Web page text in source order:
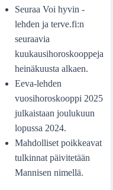
Seuraa Voi hyvin -
lehden ja terve.fi:n
seuraavia
kuukausihoroskooppeja
heinäkuusta alkaen.
Eeva-lehden
vuosihoroskooppi 2025
julkaistaan joulukuun
lopussa 2024.
Mahdolliset poikkeavat
tulkinnat päivitetään
Mannisen nimellä.